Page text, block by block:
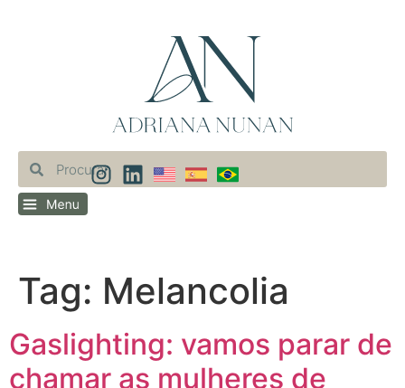
Tag: Melancolia
Gaslighting: vamos parar de
chamar as mulheres de